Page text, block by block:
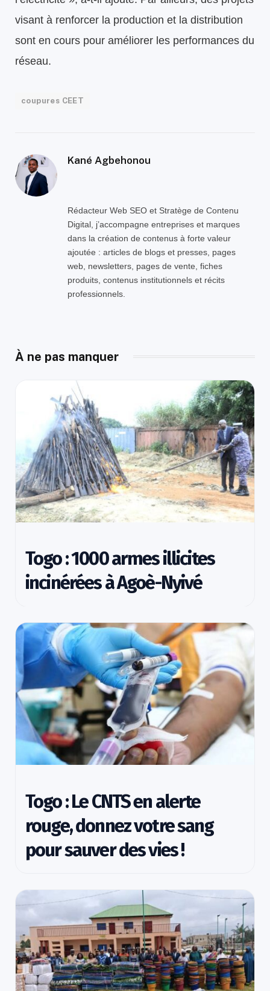
visant à renforcer la production et la distribution
sont en cours pour améliorer les performances du
réseau.
coupures CEET
Kané Agbehonou
Rédacteur Web SEO et Stratège de Contenu
Digital, j’accompagne entreprises et marques
dans la création de contenus à forte valeur
ajoutée : articles de blogs et presses, pages
web, newsletters, pages de vente, fiches
produits, contenus institutionnels et récits
professionnels.
À ne pas manquer
Togo : 1000 armes illicites
incinérées à Agoè-Nyivé
Togo : Le CNTS en alerte
rouge, donnez votre sang
pour sauver des vies !